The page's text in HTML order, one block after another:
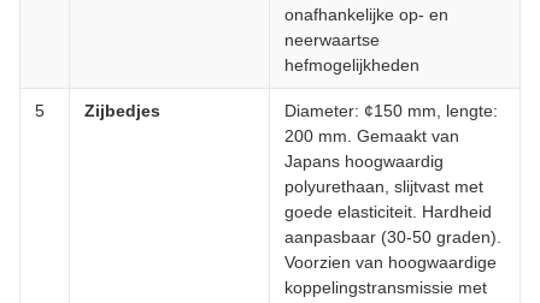
onafhankelijke op- en
neerwaartse
hefmogelijkheden
5 Zijbedjes
Diameter: ¢150 mm, lengte:
200 mm. Gemaakt van
Japans hoogwaardig
polyurethaan, slijtvast met
goede elasticiteit. Hardheid
aanpasbaar (30-50 graden).
Voorzien van hoogwaardige
koppelingstransmissie met